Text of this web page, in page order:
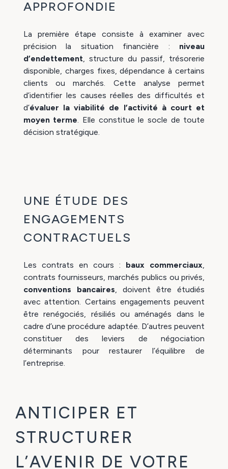
APPROFONDIE
La première étape consiste à examiner avec
précision la situation financière : niveau
d’endettement , structure du passif, trésorerie
disponible, charges fixes, dépendance à certains
clients ou marchés. Cette analyse permet
d’identifier les causes réelles des difficultés et
d’évaluer la viabilité de l’activité à court et
moyen terme . Elle constitue le socle de toute
décision stratégique.
UNE ÉTUDE DES
ENGAGEMENTS
CONTRACTUELS
Les contrats en cours : baux commerciaux
contrats fournisseurs, marchés publics ou privés,
conventions bancaires , doivent être étudiés
avec attention. Certains engagements peuvent
être renégociés, résiliés ou aménagés dans le
cadre d’une procédure adaptée. D’autres peuvent
constituer des leviers de négociation
déterminants pour restaurer l’équilibre de
l’entreprise.
ANTICIPER ET
STRUCTURER
L’AVENIR DE VOTRE